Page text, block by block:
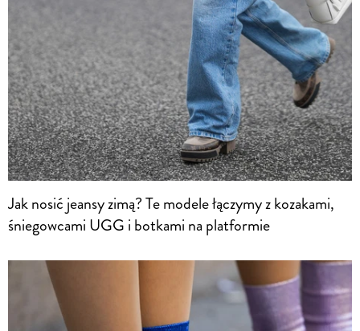
Jak nosić jeansy zimą? Te modele łączymy z kozakami,
śniegowcami UGG i botkami na platformie